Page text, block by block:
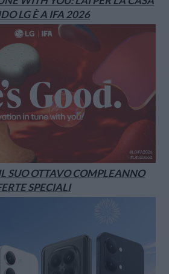
LG È A IFA 2026
SUO OTTAVO COMPLEANNO
SPECIALI